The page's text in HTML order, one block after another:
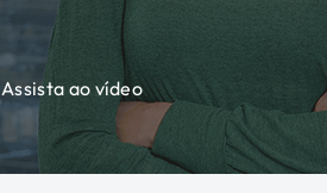
Assista ao vídeo